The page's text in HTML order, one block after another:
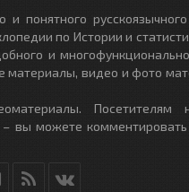
понятного русскоязычного
по Истории и
и
материалы, видео и фото
Посетителям
вы можете